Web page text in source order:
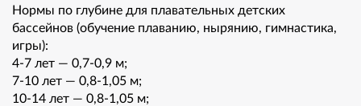
Нормы по глубине для плавательных детских
бассейнов (обучение плаванию, нырянию, гимнастика,
игры):
4-7 лет — 0,7-0,9 м;
7-10 лет — 0,8-1,05 м;
10-14 лет — 0,8-1,05 м;